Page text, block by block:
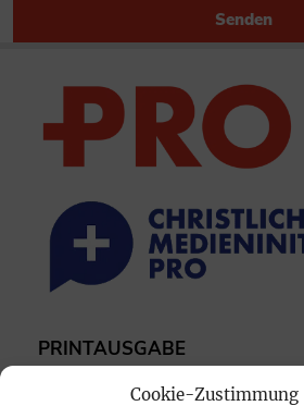
Cookie-Zustimmung
Senden
PRINTAUSGABE
Mediadaten